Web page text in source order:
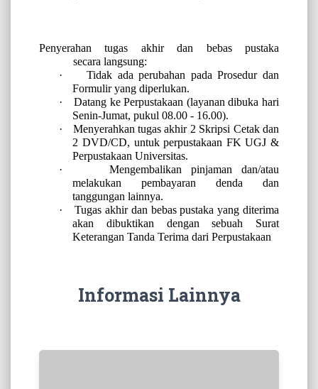
Penyerahan tugas akhir dan bebas pustaka
secara langsung:
·
Tidak ada perubahan pada Prosedur dan
Formulir yang diperlukan.
·
Datang ke Perpustakaan (layanan dibuka hari
Senin-Jumat, pukul 08.00 - 16.00).
·
Menyerahkan tugas akhir 2 Skripsi Cetak dan
2 DVD/CD, untuk perpustakaan FK UGJ &
Perpustakaan Universitas.
·
Mengembalikan pinjaman dan/atau
melakukan pembayaran denda dan
tanggungan lainnya.
·
Tugas akhir dan bebas pustaka yang diterima
akan dibuktikan dengan sebuah Surat
Keterangan Tanda Terima dari Perpustakaan
Informasi Lainnya